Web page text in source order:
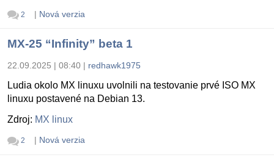
2 | Nová verzia
MX-25 “Infinity” beta 1
22.09.2025 | 08:40 | redhawk1975
Ludia okolo MX linuxu uvolnili na testovanie prvé ISO MX
linuxu postavené na Debian 13.
Zdroj: MX linux
2 | Nová verzia